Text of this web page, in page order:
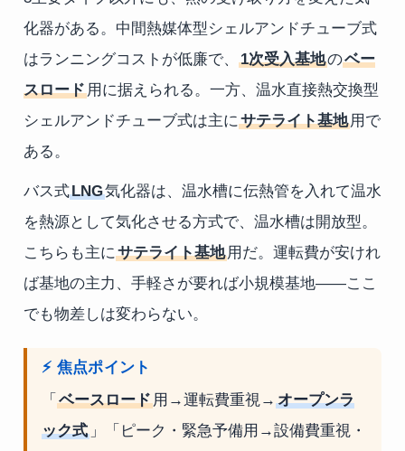
化器がある。中間熱媒体型シェルアンドチューブ式
はランニングコストが低廉で、
1次受入基地のベー
スロード用に据えられる。一方、温水直接熱交換型
シェルアンドチューブ式は主に サテライト基地用で
ある。
バス式LNG気化器は、温水槽に伝熱管を入れて温水
を熱源として気化させる方式で、温水槽は開放型。
こちらも主にサテライト基地用だ。運転費が安けれ
ば基地の主力、手軽さが要れば小規模基地——ここ
でも物差しは変わらない。
⚡ 焦点ポイント
「 ベースロード用→運転費重視→ オープンラ
ック式」「ピーク・緊急予備用→設備費重視・